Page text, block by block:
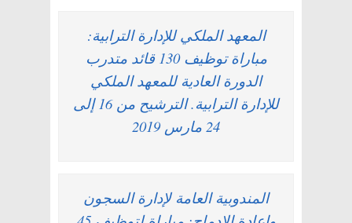
المعهد الملكي للإدارة الترابية:
مباراة توظيف 130 قائد متدرب
الدورة العادية للمعهد الملكي
للإدارة الترابية. الترشيح من 16 إلى
24 مارس 2019
المندوبية العامة لإدارة السجون